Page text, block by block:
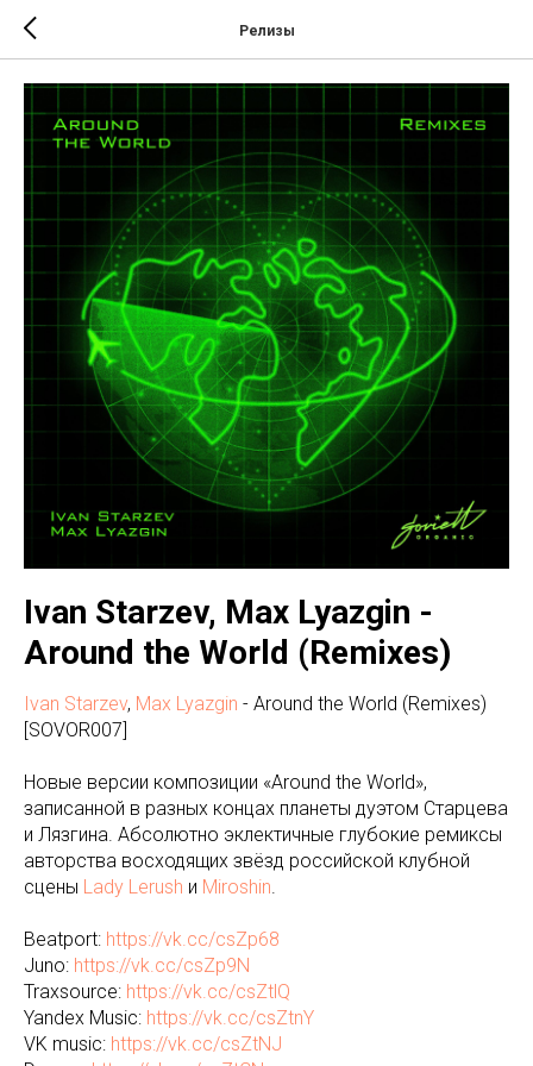
Релизы
Ivan Starzev, Max Lyazgin -
Around the World (Remixes)
Ivan Starzev, Max Lyazgin - Around the World (Remixes)
[SOVOR007]
Новые версии композиции «Around the World»,
записанной в разных концах планеты дуэтом Старцева
и Лязгина. Абсолютно эклектичные глубокие ремиксы
авторства восходящих звёзд российской клубной
сцены Lady Lerush и Miroshin.
Beatport: https://vk.cc/csZp68
Juno: https://vk.cc/csZp9N
Traxsource: https://vk.cc/csZtlQ
Yandex Music: https://vk.cc/csZtnY
VK music: https://vk.cc/csZtNJ